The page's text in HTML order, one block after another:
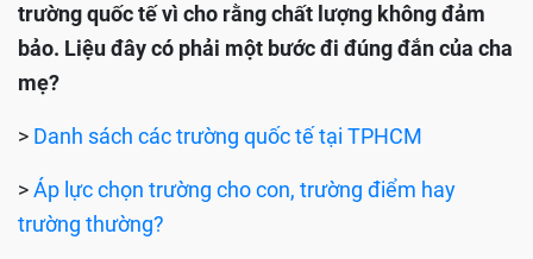
trường quốc tế vì cho rằng chất lượng không đảm
bảo. Liệu đây có phải một bước đi đúng đắn của cha
mẹ?
> Danh sách các trường quốc tế tại TPHCM
>Áp lực chọn trường cho con, trường điểm hay
trường thường?